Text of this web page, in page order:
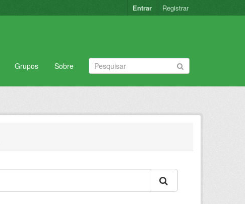
Entrar Registrar
Grupos Sobre